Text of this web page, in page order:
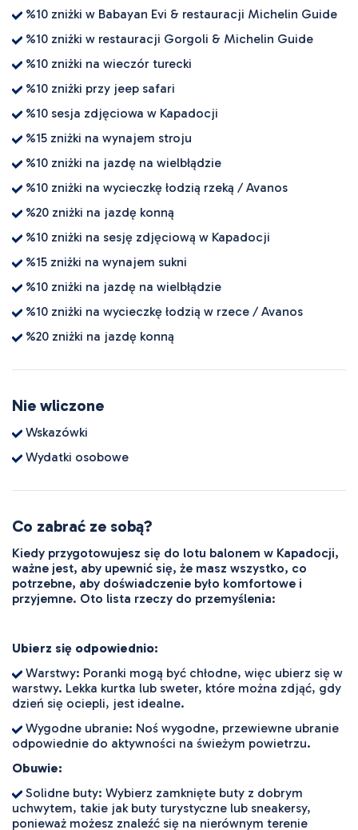
%10 zniżki w Babayan Evi & restauracji Michelin Guide
%10 zniżki w restauracji Gorgoli & Michelin Guide
%10 zniżki na wieczór turecki
%10 zniżki przy jeep safari
%10 sesja zdjęciowa w Kapadocji
%15 zniżki na wynajem stroju
%10 zniżki na jazdę na wielbłądzie
%10 zniżki na wycieczkę łodzią rzeką / Avanos
%20 zniżki na jazdę konną
%10 zniżki na sesję zdjęciową w Kapadocji
%15 zniżki na wynajem sukni
%10 zniżki na jazdę na wielbłądzie
%10 zniżki na wycieczkę łodzią w rzece / Avanos
%20 zniżki na jazdę konną
Nie wliczone
Wskazówki
Wydatki osobowe
Co zabrać ze sobą?
Kiedy przygotowujesz się do lotu balonem w Kapadocji,
ważne jest, aby upewnić się, że masz wszystko, co
potrzebne, aby doświadczenie było komfortowe i
przyjemne. Oto lista rzeczy do przemyślenia:
Ubierz się odpowiednio:
Warstwy: Poranki mogą być chłodne, więc ubierz się w
warstwy. Lekka kurtka lub sweter, które można zdjąć, gdy
dzień się ociepli, jest idealne.
Wygodne ubranie: Noś wygodne, przewiewne ubranie
odpowiednie do aktywności na świeżym powietrzu.
Obuwie:
Solidne buty: Wybierz zamknięte buty z dobrym
uchwytem, takie jak buty turystyczne lub sneakersy,
ponieważ możesz znaleźć się na nierównym terenie